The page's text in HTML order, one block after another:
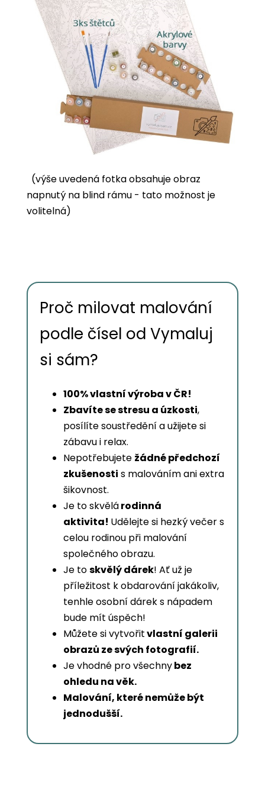
(výše uvedená fotka obsahuje obraz
napnutý na blind rámu - tato možnost je
volitelná)
Proč milovat malování
podle čísel od Vymaluj
si sám?
100% vlastní výroba v ČR!
Zbavíte se stresu a úzkosti,
posílíte soustředění a užijete si
zábavu i relax.
Nepotřebujete žádné předchozí
zkušenosti s malováním ani extra
šikovnost.
Je to skvělárodinná
aktivita! Udělejte si hezký večer s
celou rodinou při malování
společného obrazu.
Je toskvělý dárek! Ať už je
příležitost k obdarování jakákoliv,
tenhle osobní dárek s nápadem
bude mít úspěch!
Můžete si vytvořitvlastní galerii
obrazů ze svých fotografií.
Je vhodné pro všechnybez
ohledu na věk.
Malování, které nemůže být
jednodušší.